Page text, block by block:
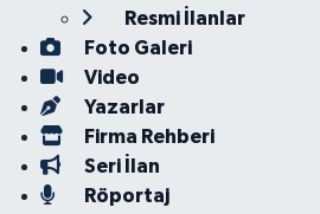
Resmi İlanlar
Foto Galeri
Video
Yazarlar
Firma Rehberi
Seri İlan
Röportaj